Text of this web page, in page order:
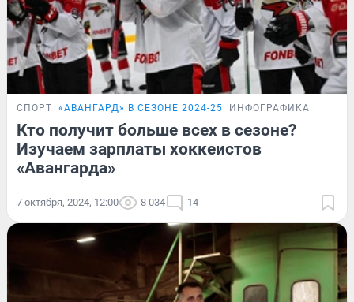
СПОРТ «‎АВАНГАРД» В СЕЗОНЕ 2024-25 ИНФОГРАФИКА
Кто получит больше всех в сезоне?
Изучаем зарплаты хоккеистов
«Авангарда»
7 октября, 2024, 12:00 8 034 14